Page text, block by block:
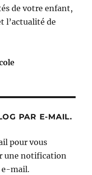
de votre enfant,
l’actualité de
PAR E-MAIL.
pour vous
une notification
e-mail.